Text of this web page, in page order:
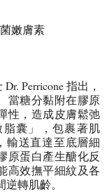
嫩膚素
Perricone 指出，
當糖分黏附在膠原
性，造成皮膚鬆弛
脂囊」，包裹著肌
輸送直達至底層細
原蛋白產生醣化反
高效撫平細紋及各
轉肌齡。